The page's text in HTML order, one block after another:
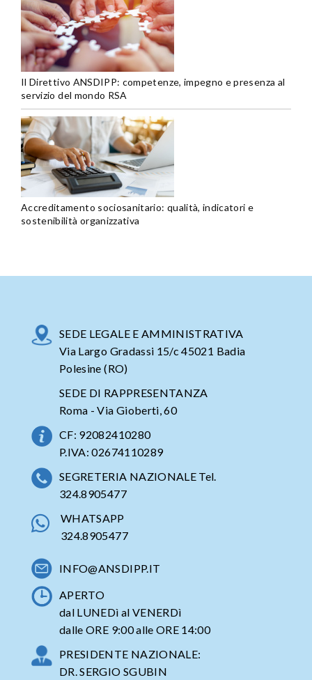
Il Direttivo ANSDIPP: competenze, impegno e presenza al
servizio del mondo RSA
Accreditamento sociosanitario: qualità, indicatori e
sostenibilità organizzativa
SEDE LEGALE E AMMINISTRATIVA
Via Largo Gradassi 15/c 45021 Badia
Polesine (RO)
SEDE DI RAPPRESENTANZA
Roma - Via Gioberti, 60
CF: 92082410280
P.IVA: 02674110289
SEGRETERIA NAZIONALE Tel.
324.8905477
WHATSAPP
324.8905477
INFO@ANSDIPP.IT
APERTO
dal LUNEDì al VENERDì
dalle ORE 9:00 alle ORE 14:00
PRESIDENTE NAZIONALE:
DR. SERGIO SGUBIN